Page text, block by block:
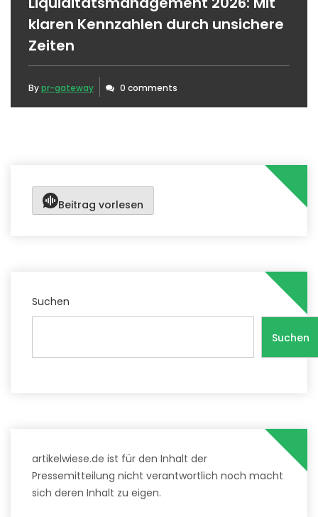
klaren Kennzahlen durch unsichere
Zeiten
Bypr-gateway 0 comments
Beitrag vorlesen
Suchen
Suchen
artikelwiese.de ist für den Inhalt der
Pressemitteilung nicht verantwortlich noch macht
sich deren Inhalt zu eigen.